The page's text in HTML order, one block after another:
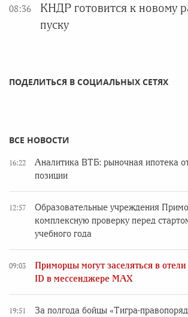
08:36
КНДР готовится к новому
пуску
ПОДЕЛИТЬСЯ В СОЦИАЛЬНЫХ СЕТЯХ
ВСЕ НОВОСТИ
16:22
Аналитика ВТБ: рыночная ипотека
позиции
12:57
Образовательные учреждения
комплексную проверку перед
учебного года
09:03
Приморцы могут заселяться в
ID в мессенджере MAX
19:51
За полгода бойцы «Тигра-